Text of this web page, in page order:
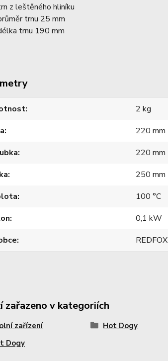
z leštěného hliníku
trnu 25 mm
trnu 190 mm
2 kg
220 mm
220 mm
250 mm
100 °C
0,1 kW
REDFOX
zařazeno v kategoriích
zařízení Hot Dogy
Dogy